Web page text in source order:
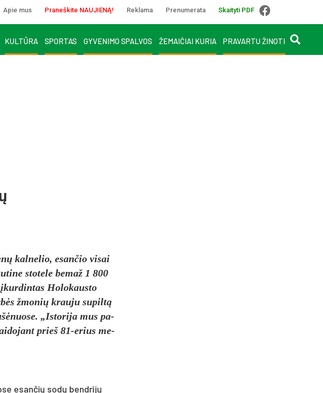
Apie mus Praneškite NAUJIENĄ! Reklama Prenumerata Skaityti PDF
KULTŪRA SPORTAS GYVENIMO SPALVOS ŽEMAIČIAI KURIA PRAVARTU ŽINOTI
kal­ne­lio, esan­čio vi­sai
sto­te­le be­maž 1 800
Ho­lo­kaus­to
žmo­nių krau­ju su­piltą
„Is­to­ri­ja mus pa­
prie­š 81-erius me­
esan­čių sodų bend­rijų